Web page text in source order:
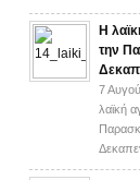
Η
την
7
λαϊκή